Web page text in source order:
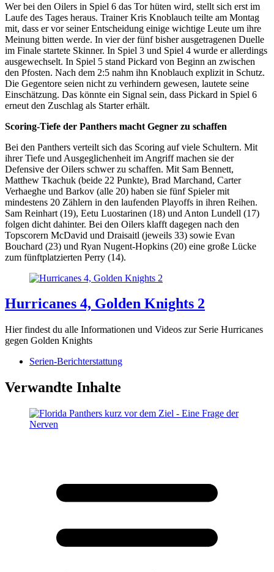
Wer bei den Oilers in Spiel 6 das Tor hüten wird, stellt sich erst im
Laufe des Tages heraus. Trainer Kris Knoblauch teilte am Montag
mit, dass er vor seiner Entscheidung einige wichtige Leute um ihre
Meinung bitten werde. In vier der fünf bisher ausgetragenen Duelle
im Finale startete Skinner. In Spiel 3 und Spiel 4 wurde er allerdings
ausgewechselt. In Spiel 5 stand Pickard von Beginn an zwischen
den Pfosten. Nach dem 2:5 nahm ihn Knoblauch explizit in Schutz.
Die Gegentore seien nicht zu verhindern gewesen, lautete seine
Einschätzung. Das könnte ein Signal sein, dass Pickard in Spiel 6
erneut den Zuschlag als Starter erhält.
Scoring-Tiefe der Panthers macht Gegner zu schaffen
Bei den Panthers verteilt sich das Scoring auf viele Schultern. Mit
ihrer Tiefe und Ausgeglichenheit im Angriff machen sie der
Defensive der Oilers schwer zu schaffen. Mit Sam Bennett,
Matthew Tkachuk (beide 22 Punkte), Brad Marchand, Carter
Verhaeghe und Barkov (alle 20) haben sie fünf Spieler mit
mindestens 20 Zählern in den laufenden Playoffs in ihren Reihen.
Sam Reinhart (19), Eetu Luostarinen (18) und Anton Lundell (17)
folgen dicht dahinter. Bei den Oilers klafft dagegen nach den
Topscorern McDavid und Draisaitl (jeweils 33) sowie Evan
Bouchard (23) und Ryan Nugent-Hopkins (20) eine große Lücke
zum fünftplatzierten Perry (14).
Hurricanes 4, Golden Knights 2
Hier findest du alle Informationen und Videos zur Serie Hurricanes
gegen Golden Knights
Serien-Berichterstattung
Verwandte Inhalte